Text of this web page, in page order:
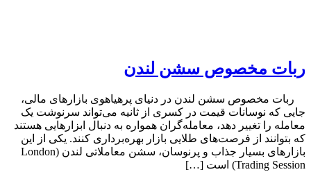
ربات مخصوص سشن لندن
ربات مخصوص سشن لندن در دنیای پرهیاهوی بازارهای مالی،
جایی که نوسانات قیمت در کسری از ثانیه می‌تواند سرنوشت یک
معامله را تغییر دهد، معامله‌گران همواره به دنبال ابزارهایی هستند
که بتوانند از فرصت‌های طلایی بازار بهره‌برداری کنند. یکی از این
بازارهای بسیار جذاب و پرنوسان، سشن معاملاتی لندن (London
Trading Session) است […]